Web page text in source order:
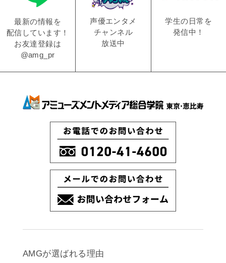
最新の情報を
配信しています！
お友達登録は
@amg_pr
声優エンタメ
チャンネル
放送中
学生の日常を
発信中！
AMGが選ばれる理由